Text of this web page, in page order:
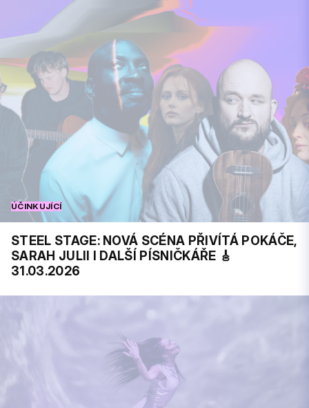
ÚČINKUJÍCÍ
STEEL STAGE: NOVÁ SCÉNA PŘIVÍTÁ POKÁČE,
SARAH JULII I DALŠÍ PÍSNIČKÁŘE 🎸
31.03.2026